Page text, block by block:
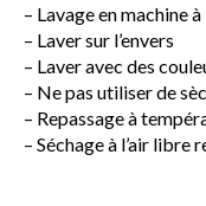
– Lavage en machine à
– Laver sur l’envers
– Laver avec des
– Ne pas utiliser de
– Repassage à
– Séchage à l’air libre